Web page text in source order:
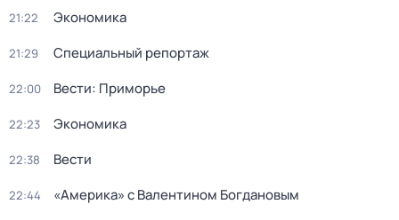
21:22 Экономика
21:29 Специальный репортаж
22:00 Вести: Приморье
22:23 Экономика
22:38 Вести
22:44 «Америка» с Валентином Богдановым